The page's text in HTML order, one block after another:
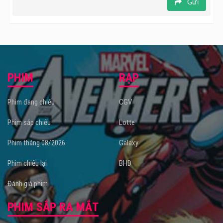
Gửi
PHIM
Phim đang chiếu
Phim sắp chiếu
Phim tháng 08/2026
Phim chiếu lại
Đánh giá phim
RẠP
CGV
Lotte
Galaxy
BHD
PHIM SẮP RA MẮT